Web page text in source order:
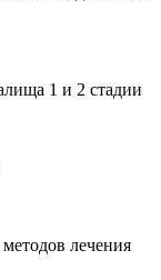
1 и 2 стадии
лечения